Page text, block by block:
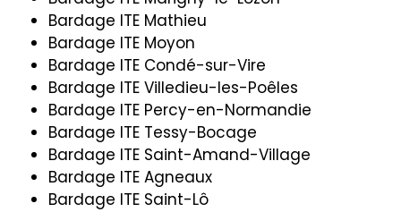
Bardage ITE Mathieu
Bardage ITE Moyon
Bardage ITE Condé-sur-Vire
Bardage ITE Villedieu-les-Poêles
Bardage ITE Percy-en-Normandie
Bardage ITE Tessy-Bocage
Bardage ITE Saint-Amand-Village
Bardage ITE Agneaux
Bardage ITE Saint-Lô